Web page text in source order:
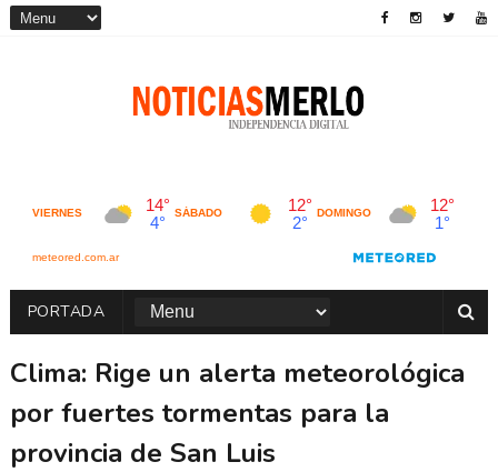
PORTADA
Clima: Rige un alerta meteorológica
por fuertes tormentas para la
provincia de San Luis